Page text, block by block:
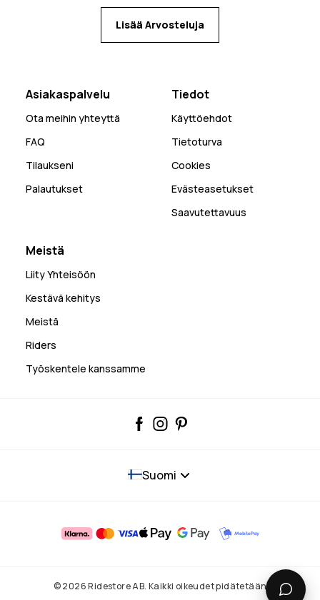
Lisää Arvosteluja
Asiakaspalvelu
Ota meihin yhteyttä
FAQ
Tilaukseni
Palautukset
Tiedot
Käyttöehdot
Tietoturva
Cookies
Evästeasetukset
Saavutettavuus
Meistä
Liity Yhteisöön
Kestävä kehitys
Meistä
Riders
Työskentele kanssamme
Suomi
© 2026 Ridestore AB. Kaikki oikeudet pidätetään